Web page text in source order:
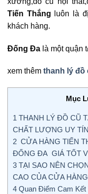
Tiến Thắng luôn là
khách hàng.
Đống Đa là một quận t
xem thêm thanh lý đồ
Mục
1 THANH LÝ ĐỒ CŨ
CHẤT LƯỢNG UY
2 CỬA HÀNG TIẾN
ĐỐNG ĐA GIÁ TỐT
3 TẠI SAO NÊN
CAO CỦA CỬA
4 Quan Điểm Cam